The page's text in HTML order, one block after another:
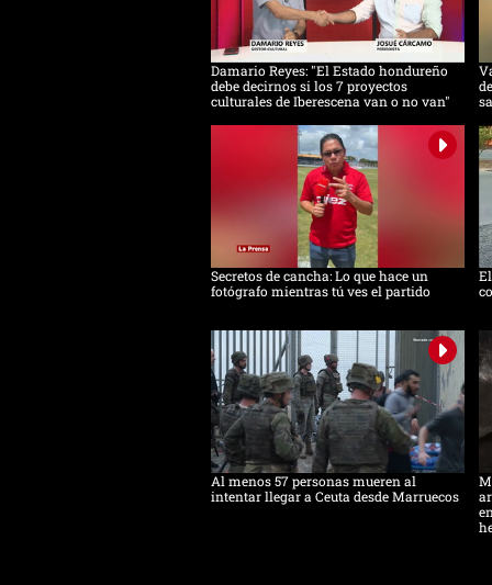
Damario Reyes: "El Estado hondureño
debe decirnos si los 7 proyectos
culturales de Iberescena van o no van"
Secretos de cancha: Lo que hace un
fotógrafo mientras tú ves el partido
Al menos 57 personas mueren al
intentar llegar a Ceuta desde Marruecos